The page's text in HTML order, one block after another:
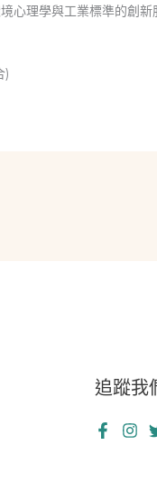
心理學與工業標準的創
)
追蹤我